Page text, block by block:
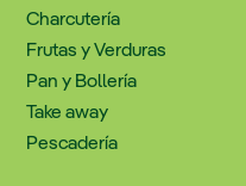
Charcutería
Frutas y Verduras
Pan y Bollería
Take away
Pescadería